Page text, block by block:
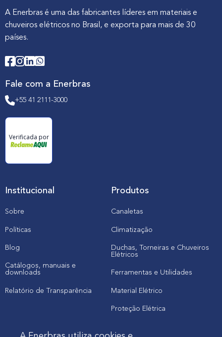
A Enerbras é uma das fabricantes líderes em materiais e
chuveiros elétricos no Brasil, e exporta para mais de 30
países.
Fale com a Enerbras
+55 41 2111-3000
Verificada por
Institucional
Sobre
Políticas
Blog
Catálogos, manuais e
downloads
Relatório de Transparência
Produtos
Canaletas
Climatização
Duchas, Torneiras e Chuveiros
Elétricos
Ferramentas e Utilidades
Material Elétrico
Proteção Elétrica